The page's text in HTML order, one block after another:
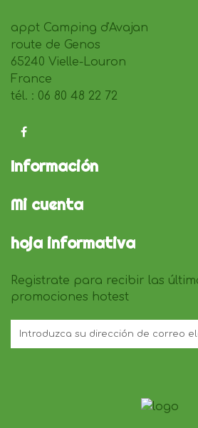
appt Camping d'Avajan
route de Genos
65240 Vielle-Louron
France
tél. : 06 80 48 22 72
Información
Mi cuenta
hoja informativa
Registrate para recibir las
promociones hotest